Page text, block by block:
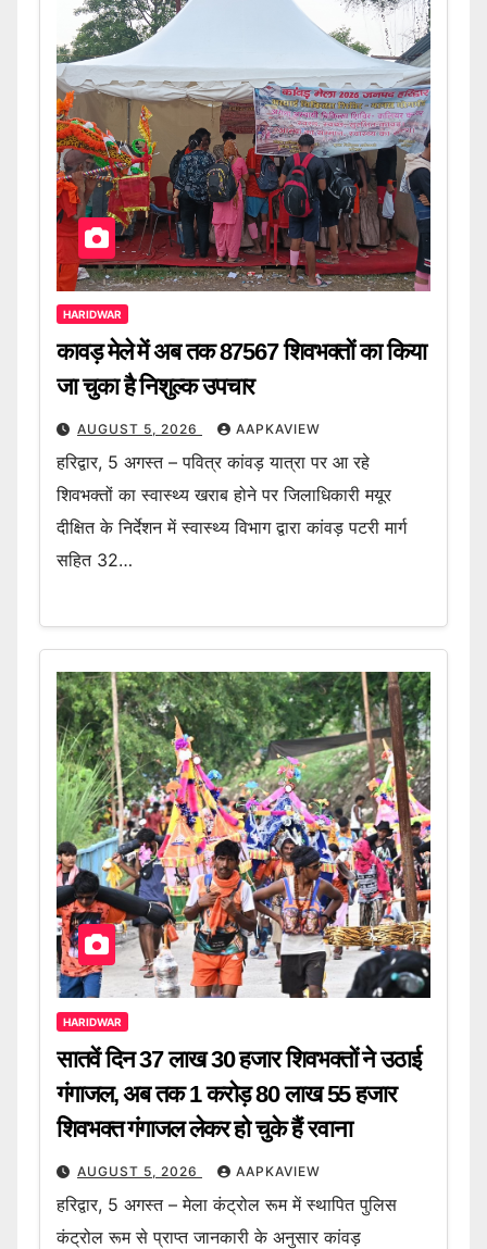
HARIDWAR
कावड़ मेले में अब तक 87567 शिवभक्तों का किया
जा चुका है निशुल्क उपचार
AUGUST 5, 2026 AAPKAVIEW
हरिद्वार, 5 अगस्त – पवित्र कांवड़ यात्रा पर आ रहे
शिवभक्तों का स्वास्थ्य खराब होने पर जिलाधिकारी मयूर
दीक्षित के निर्देशन में स्वास्थ्य विभाग द्वारा कांवड़ पटरी मार्ग
सहित 32…
HARIDWAR
सातवें दिन 37 लाख 30 हजार शिवभक्तों ने उठाई
गंगाजल, अब तक 1 करोड़ 80 लाख 55 हजार
शिवभक्त गंगाजल लेकर हो चुके हैं रवाना
AUGUST 5, 2026 AAPKAVIEW
हरिद्वार, 5 अगस्त – मेला कंट्रोल रूम में स्थापित पुलिस
कंट्रोल रूम से प्राप्त जानकारी के अनुसार कांवड़